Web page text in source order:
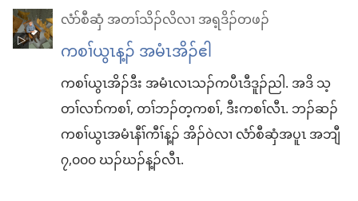
လံာ်စီဆှံ အတၢ်သိၣ်လိလၢ အရ့ဒိၣ်တဖၣ်
ကစၢ်​ယွၤ​န့ၣ်​ အ​မံၤ​အိၣ်ဧါ
ကစၢ်​ယွၤ​အိၣ်ဒီး အ​မံၤလၤ​သၣ်ကပီၤ​ဒီဒူၣ်​ညါ. အဒိ သ့
တၢ်လၢာ်​ကစၢ်, တၢ်ဘၣ်တ့​ကစၢ်, ဒီး​ကစၢ်​လီၤ. ဘၣ်ဆၣ်​
ကစၢ်​ယွၤ​အ​မံၤ​နီၢ်ကီၢ်​န့ၣ်​ အိၣ်ဝဲ​လၢ လံာ်စီဆှံ​အ​ပူၤ အဘျီ
၇,၀၀၀ ဃၣ်ဃၣ်​န့ၣ်​လီၤ.